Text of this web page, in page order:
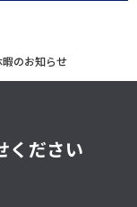
暇のお知らせ
ください